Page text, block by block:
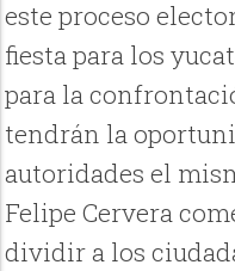
este proceso
fiesta para los
para la
tendrán la
autoridades el
Felipe Cervera
dividir a los